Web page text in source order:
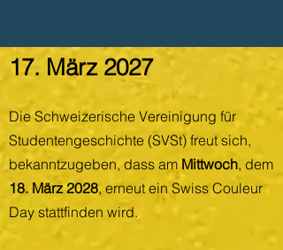
17. März 2027
Die Schweizerische Vereinigung für
Studentengeschichte (SVSt) freut sich,
bekanntzugeben, dass am Mittwoch, dem
18. März 2028, erneut ein Swiss Couleur
Day stattfinden wird.